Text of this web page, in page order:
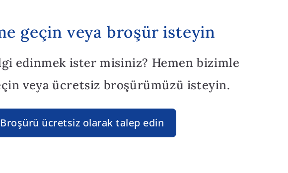
geçin veya broşür isteyin
edinmek ister misiniz? Hemen bizimle
veya ücretsiz broşürümüzü isteyin.
Broşürü ücretsiz olarak talep edin